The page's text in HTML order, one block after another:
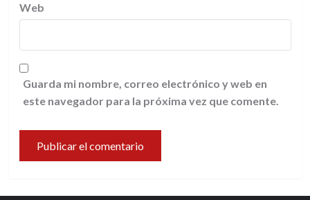
Web
Guarda mi nombre, correo electrónico y web en
este navegador para la próxima vez que comente.